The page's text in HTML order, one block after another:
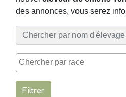
des annonces, vous serez
Filtrer